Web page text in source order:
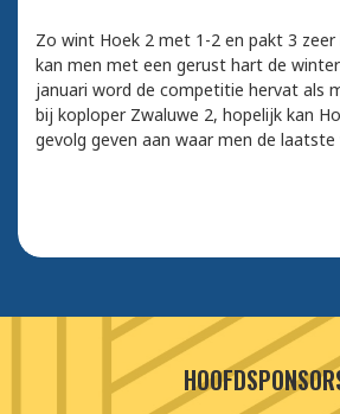
Zo wint Hoek 2 met 1-2 en pakt 3
kan men met een gerust hart de
januari word de competitie hervat als
bij koploper Zwaluwe 2, hopelijk kan
gevolg geven aan waar men de laatste